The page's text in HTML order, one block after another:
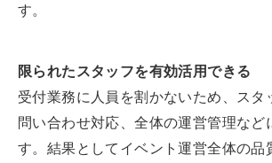
す。
限られたスタッフを有効活用できる
受付業務に人員を割かないため、スタ
問い合わせ対応、全体の運営管理など
す。結果としてイベント運営全体の品